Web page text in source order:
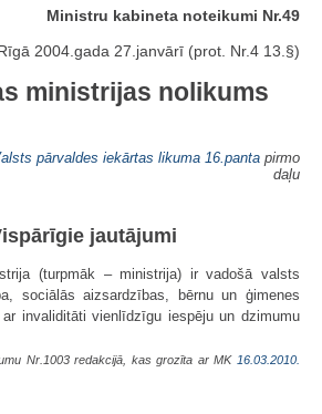
Ministru kabineta noteikumi Nr.49
2004.gada 27.janvārī (prot. Nr.4 13.§)
ministrijas nolikums
pārvaldes iekārtas likuma 16.panta pirmo
daļu
jautājumi
(turpmāk – ministrija) ir vadošā valsts
sociālās aizsardzības, bērnu un ģimenes
invaliditāti vienlīdzīgu iespēju un dzimumu
Nr.1003 redakcijā, kas grozīta ar MK 16.03.2010.